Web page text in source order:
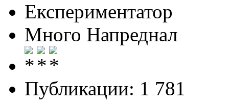
Експериментатор
Много Напреднал
Публикации: 1 781